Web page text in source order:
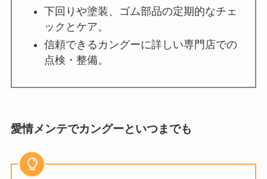
下回りや塗装、ゴム部品の定期的なチェ
ックとケア。
信頼できるカングーに詳しい専門店での
点検・整備。
愛情メンテでカングーといつまでも